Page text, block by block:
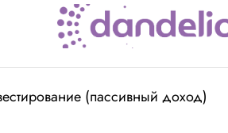
(пассивный доход)